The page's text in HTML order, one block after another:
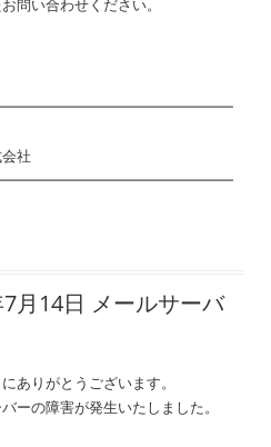
問い合わせください。
社
7月14日 メールサーバ
ありがとうございます。
ーの障害が発生いたしました。